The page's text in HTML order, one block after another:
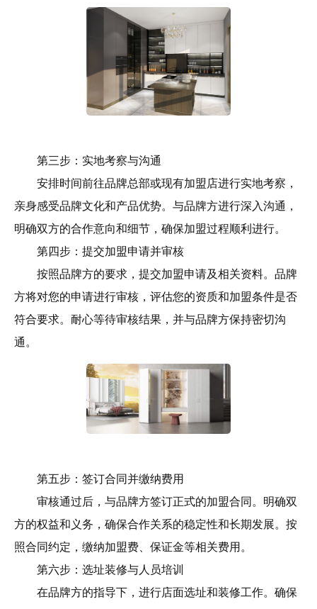
第三步：实地考察与沟通
安排时间前往品牌总部或现有加盟店进行实地考察，
亲身感受品牌文化和产品优势。与品牌方进行深入沟通，
明确双方的合作意向和细节，确保加盟过程顺利进行。
第四步：提交加盟申请并审核
按照品牌方的要求，提交加盟申请及相关资料。品牌
方将对您的申请进行审核，评估您的资质和加盟条件是否
符合要求。耐心等待审核结果，并与品牌方保持密切沟
通。
第五步：签订合同并缴纳费用
审核通过后，与品牌方签订正式的加盟合同。明确双
方的权益和义务，确保合作关系的稳定性和长期发展。按
照合同约定，缴纳加盟费、保证金等相关费用。
第六步：选址装修与人员培训
在品牌方的指导下，进行店面选址和装修工作。确保